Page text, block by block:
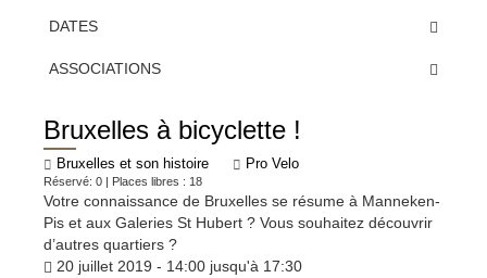
DATES
ASSOCIATIONS
Bruxelles à bicyclette !
Bruxelles et son histoire Pro Velo
Réservé: 0 | Places libres : 18
Votre connaissance de Bruxelles se résume à Manneken-
Pis et aux Galeries St Hubert ? Vous souhaitez découvrir
d’autres quartiers ?
20 juillet 2019 - 14:00 jusqu'à 17:30